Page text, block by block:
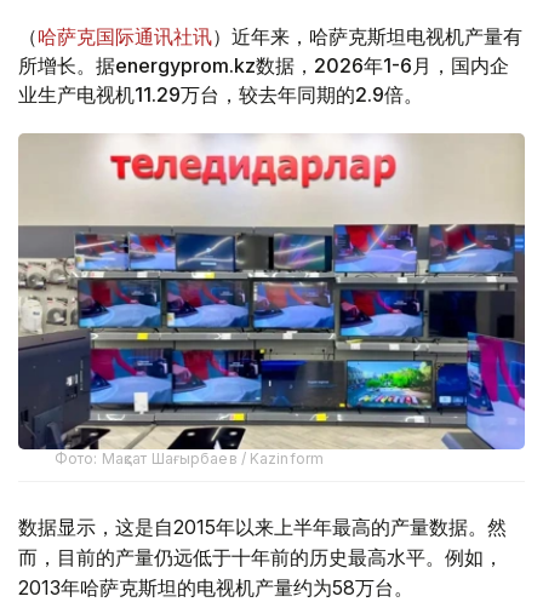
（哈萨克国际通讯社讯）近年来，哈萨克斯坦电视机产量有
所增长。据energyprom.kz数据，2026年1-6月，国内企
业生产电视机11.29万台，较去年同期的2.9倍。
Фото: Мақсат Шағырбаев / Kazinform
数据显示，这是自2015年以来上半年最高的产量数据。然
而，目前的产量仍远低于十年前的历史最高水平。例如，
2013年哈萨克斯坦的电视机产量约为58万台。